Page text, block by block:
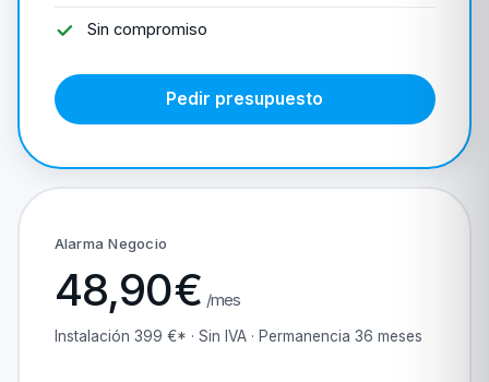
Sin compromiso
Pedir presupuesto
Alarma Negocio
48,90€ /mes
Instalación 399 €* · Sin IVA · Permanencia 36 meses